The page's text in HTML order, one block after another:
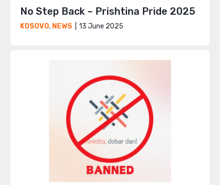
No Step Back – Prishtina Pride 2025
KOSOVO, NEWS 13 June 2025